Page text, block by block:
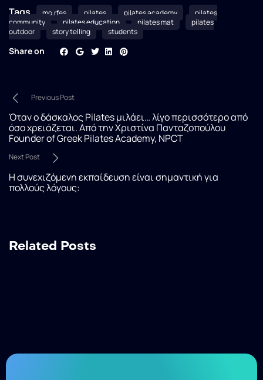
Tags mo.rfes pilates pilates academy
pilates
community
pilates education pilates mat
pilates
outdoor
story telling students
Share on
Previous Post
Όταν ο δάσκαλος Pilates μιλάει… λίγο περισσότερο από
όσο χρειάζεται. Από την Χριστίνα Πανταζοπούλου
Founder of Greek Pilates Academy, NPCT
Next Post
Η συνεχιζόμενη εκπαίδευση είναι σημαντική για
πολλούς λόγους:
Related Posts